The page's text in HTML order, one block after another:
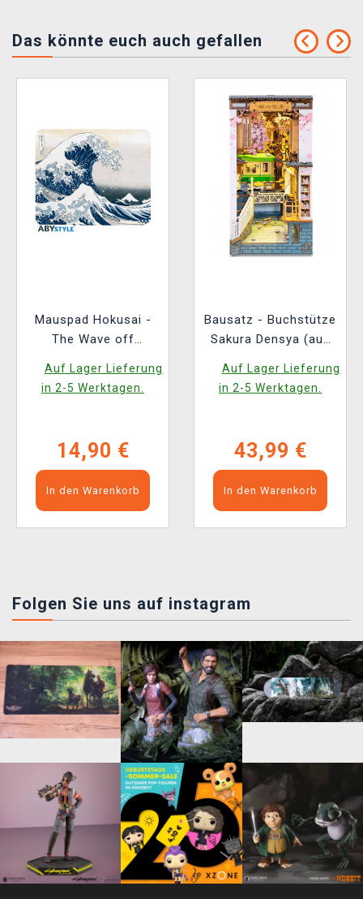
Das könnte euch auch gefallen
Mauspad Hokusai -
The Wave off
Auf Lager Lieferung
in 2-5 Werktagen.
14,90 €
In den Warenkorb
Bausatz - Buchstütze
Sakura Densya (aus
Auf Lager Lieferung
in 2-5 Werktagen.
43,99 €
In den Warenkorb
Folgen Sie uns auf instagram